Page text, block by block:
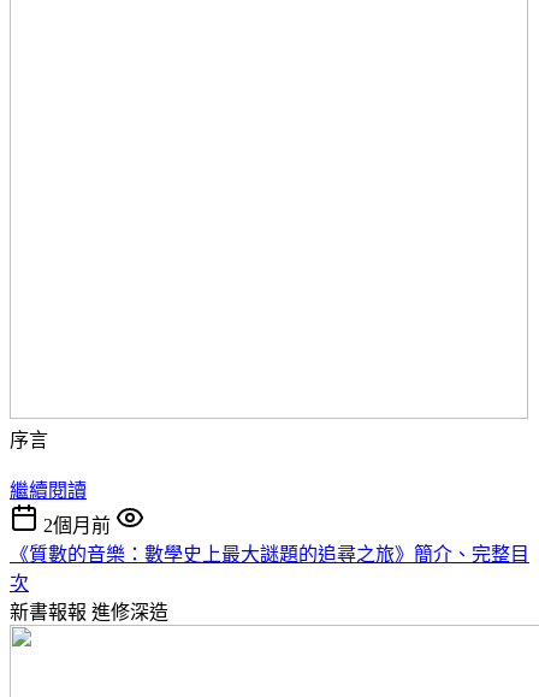
序言
繼續閱讀
2個月前
《質數的音樂：數學史上最大謎題的追尋之旅》簡介、完整目
次
新書報報 進修深造